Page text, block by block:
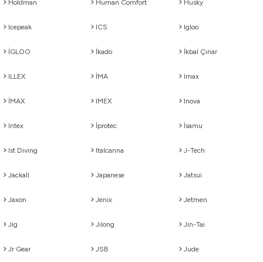
Holdman Human Comfort Husky
Icepeak ICS Igloo
İGLOO İkado İkbal Çınar
ILLEX İMA Imax
İMAX IMEX Inova
Intex İprotec İsamu
Ist Diving Italcanna J-Tech
Jackall Japanese Jatsui
Jaxon Jenix Jetmen
Jig Jilong Jin-Tai
Jr Gear JSB Jude